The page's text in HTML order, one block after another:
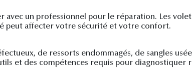
un professionnel pour le réparation. Les
peut affecter votre sécurité et votre confort.
de ressorts endommagés, de sangles
et des compétences requis pour diagnostiquer